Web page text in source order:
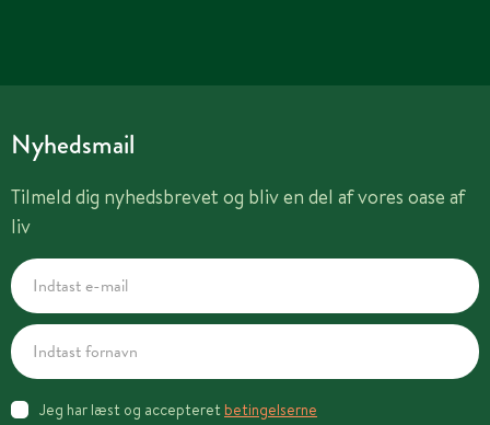
Nyhedsmail
Tilmeld dig nyhedsbrevet og bliv en del af vores oase af
liv
Jeg har læst og accepteret betingelserne